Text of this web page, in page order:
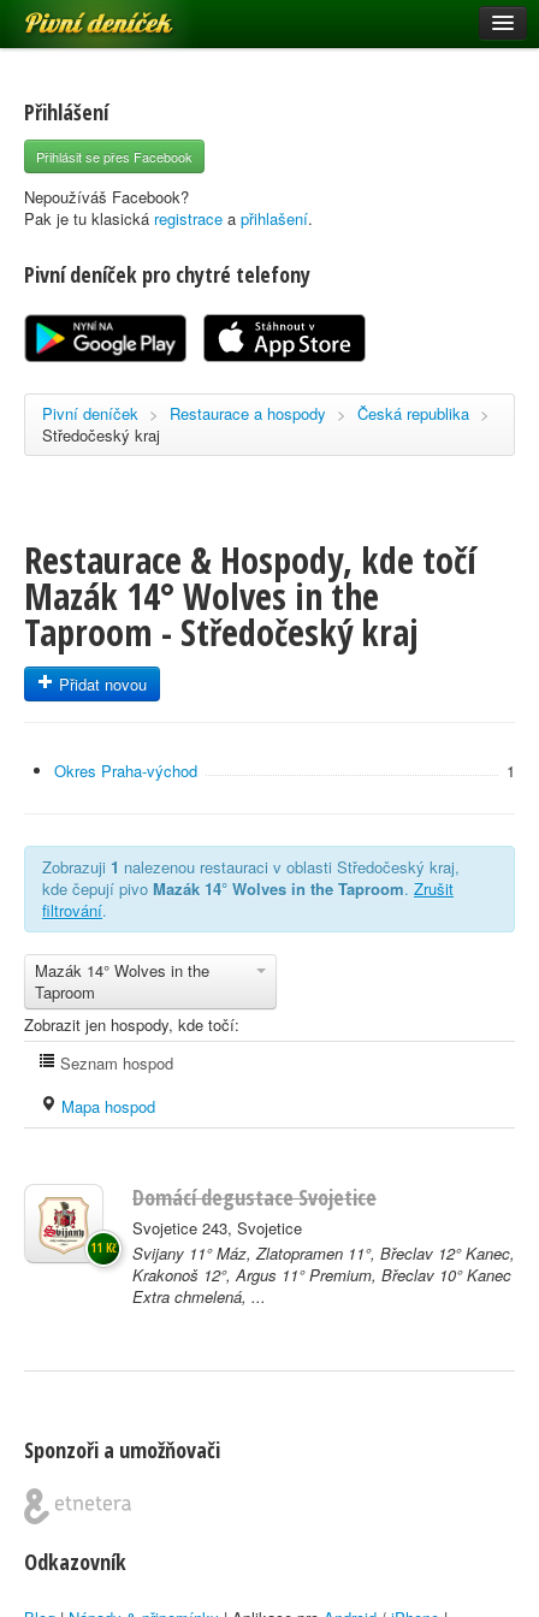
Pivní deníček
Pivní mapa
Pivní značky
Nápověda
Registrace
Přihlášení
Přihlásit se přes Facebook
Nepoužíváš Facebook?
Pak je tu klasická registrace a přihlašení.
Pivní deníček pro chytré telefony
Pivní deníček > Restaurace a hospody > Česká republika >
Středočeský kraj
Restaurace & Hospody, kde točí
Mazák 14° Wolves in the
Taproom - Středočeský kraj
Přidat novou
Okres Praha-východ 1
Zobrazuji 1 nalezenou restauraci v oblasti Středočeský kraj,
kde čepují pivo Mazák 14° Wolves in the Taproom. Zrušit
filtrování.
Mazák 14° Wolves in the
Taproom
Zobrazit jen hospody, kde točí:
Seznam hospod
Mapa hospod
Domácí degustace Svojetice
Svojetice 243, Svojetice
Svijany 11° Máz, Zlatopramen 11°, Břeclav 12° Kanec,
Krakonoš 12°, Argus 11° Premium, Břeclav 10° Kanec
Extra chmelená, ...
11 Kč
Sponzoři a umožňovači
Odkazovník